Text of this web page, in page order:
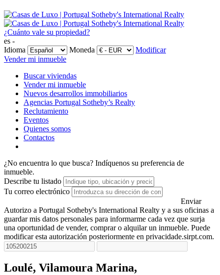
¿Cuánto vale su propiedad?
es -
Idioma
Moneda
Modificar
Vender mi inmueble
Buscar viviendas
Vender mi inmueble
Nuevos desarrollos immobiliarios
Agencias Portugal Sotheby’s Realty
Reclutamiento
Eventos
Quienes somos
Contactos
¿No encuentra lo que busca? Indíquenos su preferencia de
inmueble.
Describe tu listado
Tu correo electrónico
Enviar
Autorizo a Portugal Sotheby's International Realty y a sus oficinas a
guardar mis datos personales para informarme cada vez que surja
una oportunidad de vender, comprar o alquilar un inmueble. Puede
modificar esta autorización posteriormente en privacidade.sirpt.com.
Loulé, Vilamoura Marina,